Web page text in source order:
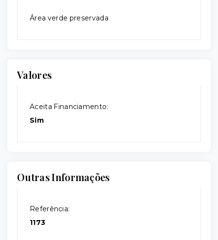
Área verde preservada
Valores
Aceita Financiamento:
Sim
Outras Informações
Referência:
1173